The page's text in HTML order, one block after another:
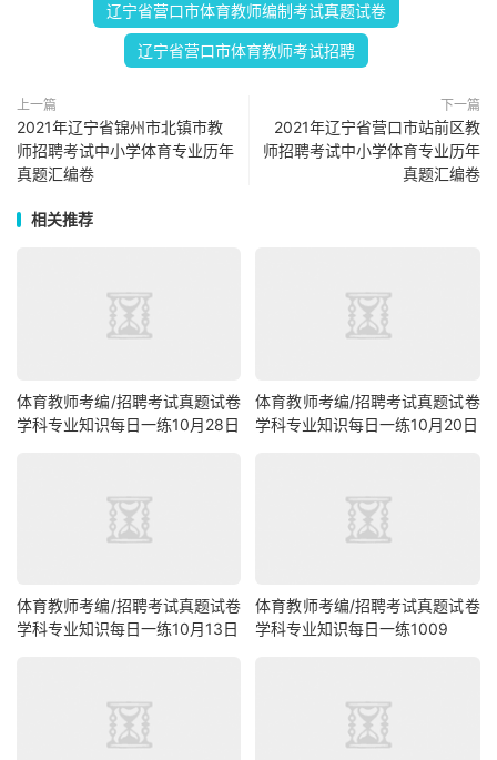
辽宁省营口市体育教师编制考试真题试卷
辽宁省营口市体育教师考试招聘
上一篇
2021年辽宁省锦州市北镇市教
师招聘考试中小学体育专业历年
真题汇编卷
下一篇
2021年辽宁省营口市站前区教
师招聘考试中小学体育专业历年
真题汇编卷
相关推荐
体育教师考编/招聘考试真题试卷
学科专业知识每日一练10月28日
体育教师考编/招聘考试真题试卷
学科专业知识每日一练10月20日
体育教师考编/招聘考试真题试卷
学科专业知识每日一练10月13日
体育教师考编/招聘考试真题试卷
学科专业知识每日一练1009